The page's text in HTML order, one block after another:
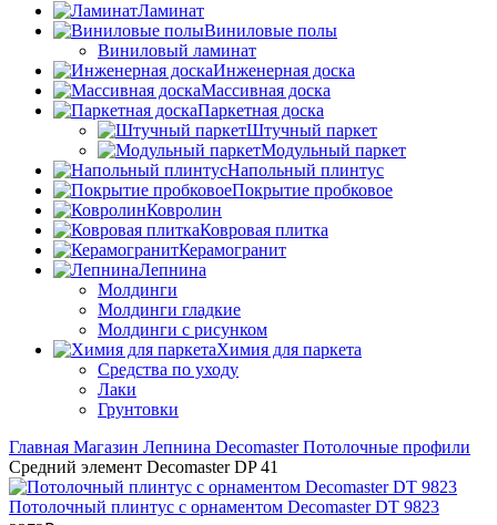
Ламинат
Виниловые полы
Виниловый ламинат
Инженерная доска
Массивная доска
Паркетная доска
Штучный паркет
Модульный паркет
Напольный плинтус
Покрытие пробковое
Ковролин
Ковровая плитка
Керамогранит
Лепнина
Молдинги
Молдинги гладкие
Молдинги с рисунком
Химия для паркета
Средства по уходу
Лаки
Грунтовки
Главная Магазин Лепнина DecomasterПотолочные профили
Средний элемент Decomaster DP 41
Потолочный плинтус с орнаментом Decomaster DT 9823